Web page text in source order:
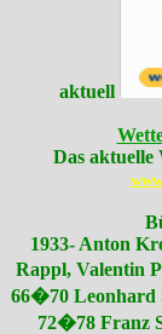
aktuell
Das aktuelle
1933- Anton
Rappl, Valentin
66�70 Leonhard
72�78 Franz